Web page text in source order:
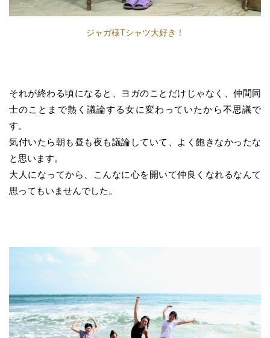
ジャガ様Tシャツ大好き！
それが終わる頃になると、ヨガのことだけじゃなく、仲間同
士のことまで熱く議論する女に変わっていたから不思議で
す。
気付いたら朝も昼も夜も議論していて、よく飽きなかったな
と思います。
大人になってから、こんなに心を開いて仲良くなれるなんて
思ってもいませんでした。